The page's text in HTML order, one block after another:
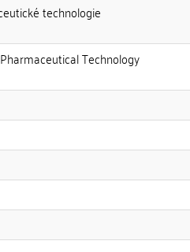
technologie
Technology